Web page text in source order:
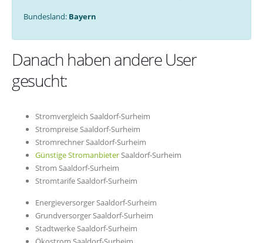
Bundesland: Bayern
Danach haben andere User
gesucht:
Stromvergleich Saaldorf-Surheim
Strompreise Saaldorf-Surheim
Stromrechner Saaldorf-Surheim
Günstige StromanbieterSaaldorf-Surheim
Strom Saaldorf-Surheim
Stromtarife Saaldorf-Surheim
Energieversorger Saaldorf-Surheim
Grundversorger Saaldorf-Surheim
Stadtwerke Saaldorf-Surheim